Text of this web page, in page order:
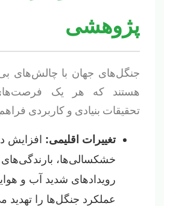
پژوهشی
جنگل‌های جهان با چالش‌های
هستند که هر یک
تحقیقات بنیادی و کاربردی
تغییرات اقلیمی: افزایش
خشکسالی‌ها،
رویدادهای شدید آب و
عملکرد جنگل‌ها را تهدید